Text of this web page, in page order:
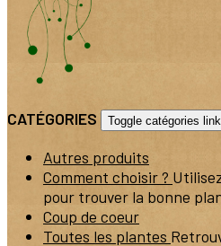
CATÉGORIES Toggle catégories
Autres produits
Comment choisir ?
pour trouver la bonne
Coup de coeur
Toutes les plantes